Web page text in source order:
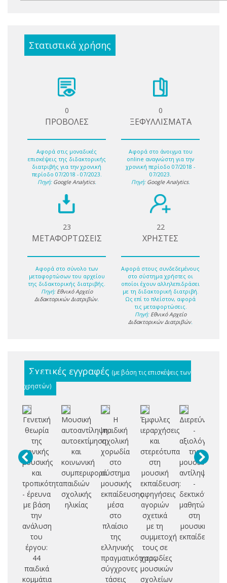
Στατιστικά χρήσης
0
ΠΡΟΒΟΛΕΣ
Αφορά στις μοναδικές
επισκέψεις της διδακτορικής
διατριβής για την χρονική
περίοδο 07/2018 - 07/2023.
Πηγή: Google Analytics.
0
ΞΕΦΥΛΛΙΣΜΑΤΑ
Αφορά στο άνοιγμα του
online αναγνώστη για την
χρονική περίοδο 07/2018 -
07/2023.
Πηγή: Google Analytics.
23
ΜΕΤΑΦΟΡΤΩΣΕΙΣ
Αφορά στο σύνολο των
μεταφορτώσων του αρχείου
της διδακτορικής διατριβής.
Πηγή: Εθνικό Αρχείο
Διδακτορικών Διατριβών.
22
ΧΡΗΣΤΕΣ
Αφορά στους συνδεδεμένους
στο σύστημα χρήστες οι
οποίοι έχουν αλληλεπιδράσει
με τη διδακτορική διατριβή.
Ως επί το πλείστον, αφορά
τις μεταφορτώσεις.
Πηγή: Εθνικό Αρχείο
Διδακτορικών Διατριβών.
Σχετικές εγγραφές (με βάση τις επισκέψεις των
χρηστών)
Γενετική
θεωρία
της
τονικής
μουσικής
και
τροπικότητα
- έρευνα
με βάση
την
ανάλυση
του
έργου:
44
παιδικά
κομμάτια
Μουσική
αυτοαντίληψη,
αυτοεκτίμηση
και
κοινωνική
συμπεριφορά
παιδιών
σχολικής
ηλικίας
Η
παιδική
σχολική
χορωδία
στο
σύστημα
μουσικής
εκπαίδευσης
μέσα
στο
πλαίσιο
της
ελληνικής
πραγματικότητας:
σύγχρονες
τάσεις
Έμφυλες
ιεραρχήσεις
και
στερεότυπα
στη
μουσική
εκπαίδευση:
αφηγήσεις
αγοριών
σχετικά
με τη
συμμετοχή
τους σε
χορωδίες
μουσικών
σχολείων
Διερεύνηση
-
αξιολόγηση
της
μουσικής
αντίληψης
-
δεκτικότητας
μαθητών
στη
μουσική
εκπαίδευση